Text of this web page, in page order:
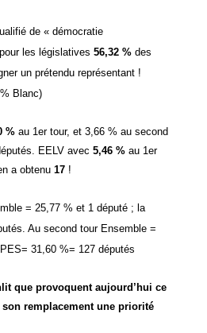
de « démocratie
pour les législatives56,32 % des
un prétendu représentant !
Blanc)
% au 1er tour, et 3,66 % au second
EELV avec5,46 % au 1er
a obtenu17 !
= 25,77 % et 1 député ; la
Au second tour Ensemble =
31,60 %= 127 députés
que provoquent aujourd’hui ce
remplacement une priorité